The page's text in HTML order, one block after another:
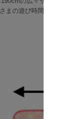
まの遊び時間をもっ